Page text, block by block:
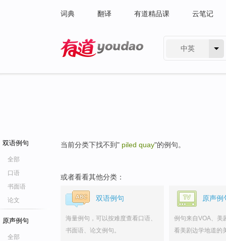
词典 翻译 有道精品课 云笔记
中英
双语例句
全部
口语
书面语
论文
原声例句
全部
当前分类下找不到" piled quay"的例句。
或者看看其他分类：
双语例句
海量例句，可以按难度查看口语、
书面语、论文例句。
原声例
例句来自VOA、美
看美剧边学地道的